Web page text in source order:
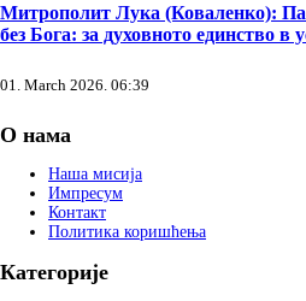
Митрополит Лука (Коваленко):
без Бога: за духовното единство в
01. March 2026. 06:39
О нама
Наша мисија
Импресум
Контакт
Политика коришћења
Категорије